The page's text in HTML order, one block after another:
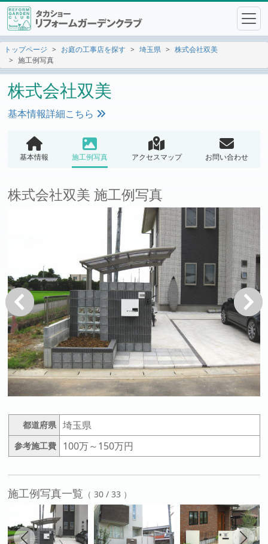
トップページ お庭の工事店を探す 埼玉県
株式会社双美
施工例写真
株式会社双美
基本情報詳細こちら
基本情報 施工例写真 アクセスマップ お問い合わせ
株式会社双美 施工例写真
戻る 次へ
都道府県 埼玉県
参考施工費 100万～150万円
施工例写真一覧 （ 30 / 33 ）